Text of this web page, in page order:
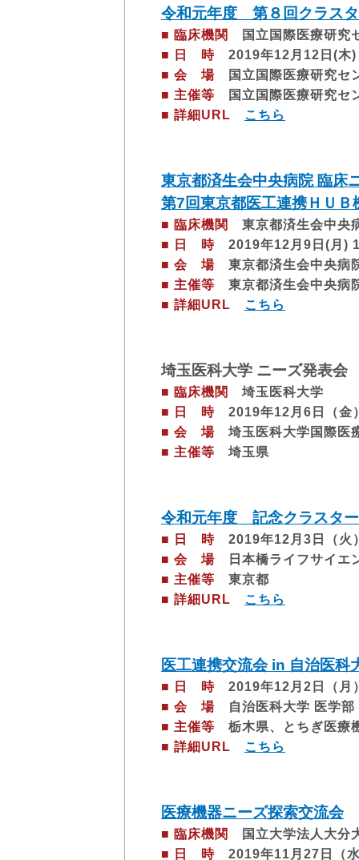
令和元年度 第８回クラス
■ 臨床機関
国立国際医療研究
■ 日 時 2019年12月12日(木)
■ 会 場 国立国際医療研究
■ 主催等 国立国際医療研究セ
■ 詳細URL
こちら
東京都済生会中央病院 臨床
第7回東京都医工連携ＨＵＢ
■ 臨床機関
東京都済生会中央
■ 日 時 2019年12月9日(月)
■ 会 場 東京都済生会中央病
■ 主催等 東京都済生会中央病
■ 詳細URL
こちら
埼玉医科大学 ニーズ発表会
■ 臨床機関
埼玉医科大学
■ 日 時 2019年12月6日（金
■ 会 場 埼玉医科大学国際医
■ 主催等 埼玉県
令和元年度 記念クラスタ
■ 日 時 2019年12月3日（火
■ 会 場 日本橋ライフサイエ
■ 主催等 東京都
■ 詳細URL
こちら
医工連携交流会 in 自治医科
■ 日 時 2019年12月2日（月
■ 会 場 自治医科大学 医学部
■ 主催等 栃木県、とちぎ医療
■ 詳細URL
こちら
医療機器ニーズ探索交流会
■ 臨床機関
国立大学法人大分
■ 日 時 2019年11月27日（